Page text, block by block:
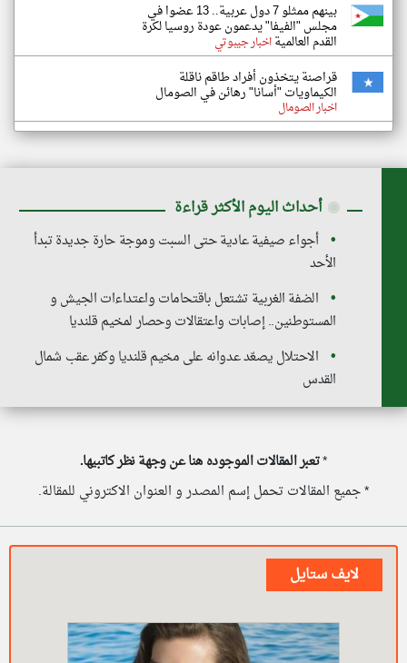
بينهم ممثلو 7 دول عربية.. 13 عضوا في
مجلس "الفيفا" يدعمون عودة روسيا لكرة
القدم العالميةاخبار جيبوتي
قراصنة يتخذون أفراد طاقم ناقلة
الكيماويات "أسانا" رهائن في الصومال
اخبار الصومال
◉ أحداث اليوم الأكثر قراءة
أجواء صيفية عادية حتى السبت وموجة حارة جديدة تبدأ
الأحد
الضفة الغربية تشتعل باقتحامات واعتداءات الجيش و
المستوطنين.. إصابات واعتقالات وحصار لمخيم قلنديا
الاحتلال يصعّد عدوانه على مخيم قلنديا وكفر عقب شمال
القدس
*تعبر المقالات الموجوده هنا عن وجهة نظر كاتبيها.
* جميع المقالات تحمل إسم المصدر و العنوان الاكتروني للمقالة.
لايف ستايل